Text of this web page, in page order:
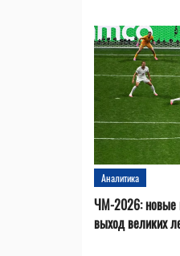
Аналитика
ЧМ-2026: новые
выход великих